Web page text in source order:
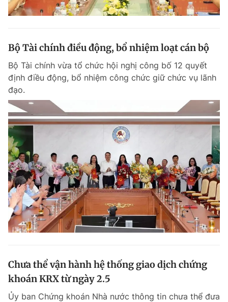
Bộ Tài chính điều động, bổ nhiệm loạt cán bộ
Bộ Tài chính vừa tổ chức hội nghị công bố 12 quyết
định điều động, bổ nhiệm công chức giữ chức vụ lãnh
đạo.
Chưa thể vận hành hệ thống giao dịch chứng
khoán KRX từ ngày 2.5
Ủy ban Chứng khoán Nhà nước thông tin chưa thể đưa